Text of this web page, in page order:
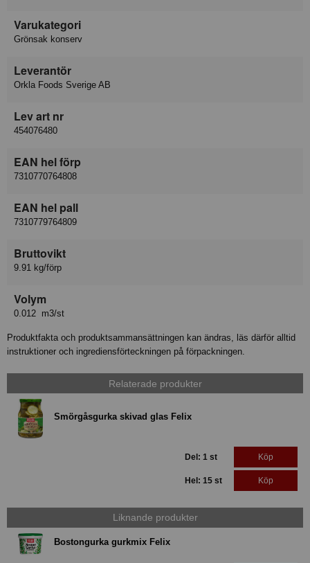
Varukategori
Grönsak konserv
Leverantör
Orkla Foods Sverige AB
Lev art nr
454076480
EAN hel förp
7310770764808
EAN hel pall
7310779764809
Bruttovikt
9.91 kg/förp
Volym
0.012 m3/st
Produktfakta och produktsammansättningen kan ändras, läs därför alltid
instruktioner och ingrediensförteckningen på förpackningen.
Relaterade produkter
Smörgåsgurka skivad glas Felix
Del: 1 st Köp
Hel: 15 st Köp
Liknande produkter
Bostongurka gurkmix Felix